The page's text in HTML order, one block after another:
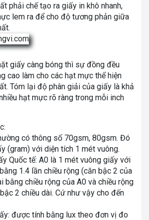
phải chế tạo ra giấy in khô nhanh,
lem ra để cho độ tương phản giữa
giấy càng bóng thì sự đồng đều
cao làm cho các hạt mực thể hiện
Tóm lại độ phân giải của giấy là khả
hạt mực rõ ràng trong mỗi inch
có thông số 70gsm, 80gsm. Đó
(gram) với diện tích 1 mét vuông.
Quốc tế: A0 là 1 mét vuông giấy với
1.4 lần chiều rộng (căn bậc 2 của
bằng chiều rộng của A0 và chiều rộng
2 chiều dài. Cứ như vậy cho đến
được tính bằng lux theo đơn vị đo